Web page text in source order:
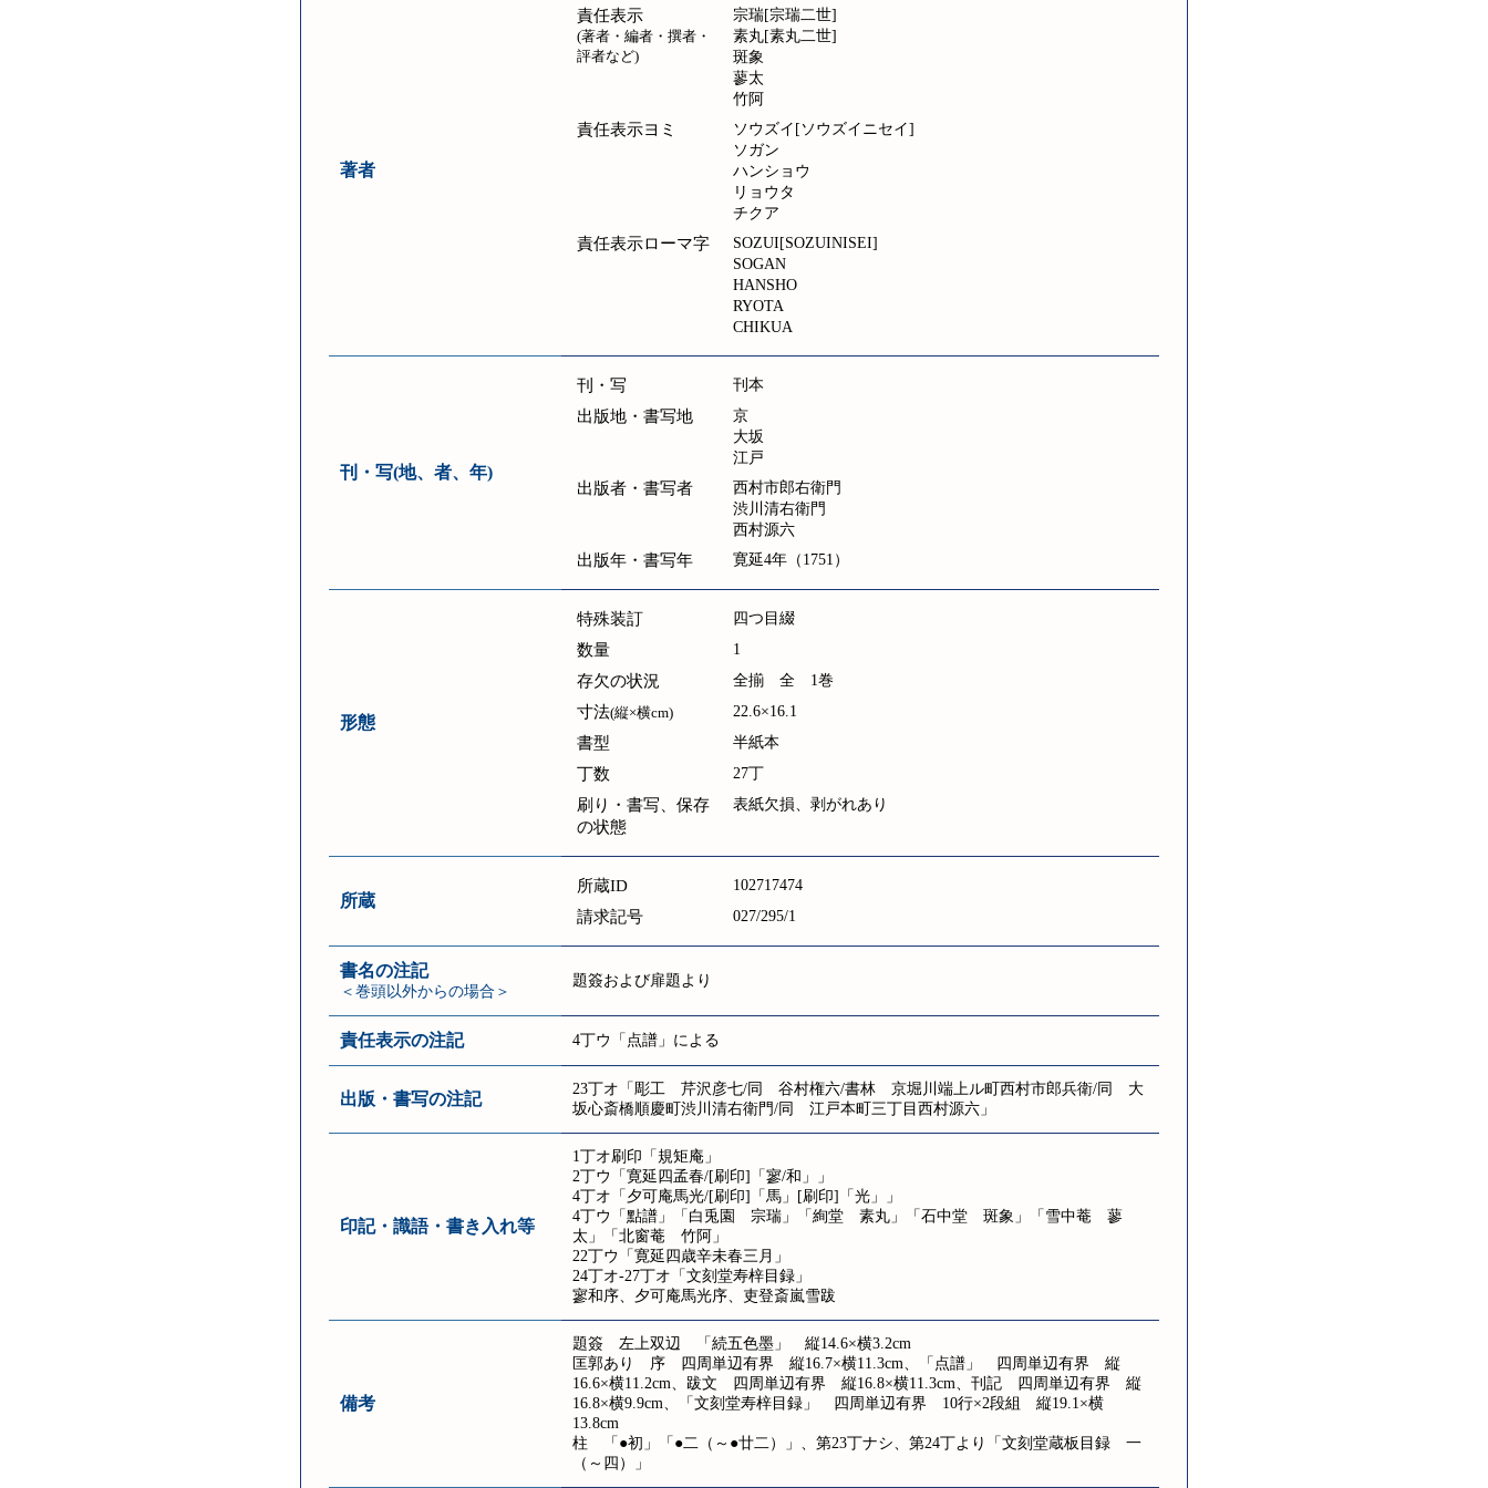
著者
責任表示
(著者・編者・撰者・
評者など)
宗瑞[宗瑞二世]
素丸[素丸二世]
斑象
蓼太
竹阿
責任表示ヨミ
ソウズイ[ソウズイニセイ]
ソガン
ハンショウ
リョウタ
チクア
責任表示ローマ字
SOZUI[SOZUINISEI]
SOGAN
HANSHO
RYOTA
CHIKUA
刊・写(地、者、年)
刊・写 刊本
出版地・書写地
京
大坂
江戸
出版者・書写者
西村市郎右衛門
渋川清右衛門
西村源六
出版年・書写年 寛延4年（1751）
形態
特殊装訂 四つ目綴
数量 1
存欠の状況 全揃 全 1巻
寸法(縦×横cm) 22.6×16.1
書型 半紙本
丁数 27丁
刷り・書写、保存
の状態
表紙欠損、剥がれあり
所蔵
所蔵ID 102717474
請求記号 027/295/1
書名の注記
＜巻頭以外からの場合＞
題簽および扉題より
責任表示の注記 4丁ウ「点譜」による
出版・書写の注記
23丁オ「彫工 芹沢彦七/同 谷村権六/書林 京堀川端上ル町西村市郎兵衛/同 大
坂心斎橋順慶町渋川清右衛門/同 江戸本町三丁目西村源六」
印記・識語・書き入れ等
1丁オ刷印「規矩庵」
2丁ウ「寛延四孟春/[刷印]「寥/和」」
4丁オ「夕可庵馬光/[刷印]「馬」[刷印]「光」」
4丁ウ「點譜」「白兎園 宗瑞」「絢堂 素丸」「石中堂 斑象」「雪中菴 蓼
太」「北窗菴 竹阿」
22丁ウ「寛延四歳辛未春三月」
24丁オ-27丁オ「文刻堂寿梓目録」
寥和序、夕可庵馬光序、吏登斎嵐雪跋
備考
題簽 左上双辺 「続五色墨」 縦14.6×横3.2cm
匡郭あり 序 四周単辺有界 縦16.7×横11.3cm、「点譜」 四周単辺有界 縦
16.6×横11.2cm、跋文 四周単辺有界 縦16.8×横11.3cm、刊記 四周単辺有界 縦
16.8×横9.9cm、「文刻堂寿梓目録」 四周単辺有界 10行×2段組 縦19.1×横
13.8cm
柱 「●初」「●二（～●廿二）」、第23丁ナシ、第24丁より「文刻堂蔵板目録 一
（～四）」